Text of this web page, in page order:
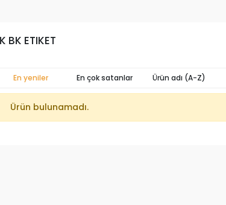
BK ETIKET
En yeniler En çok satanlar Ürün adı (A-Z)
Ürün bulunamadı.